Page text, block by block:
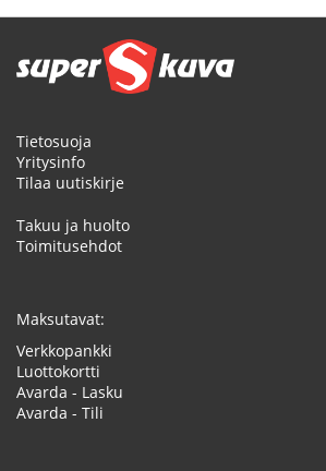
Tietosuoja
Yritysinfo
Tilaa uutiskirje
Takuu ja huolto
Toimitusehdot
Maksutavat:
Verkkopankki
Luottokortti
Avarda - Lasku
Avarda - Tili